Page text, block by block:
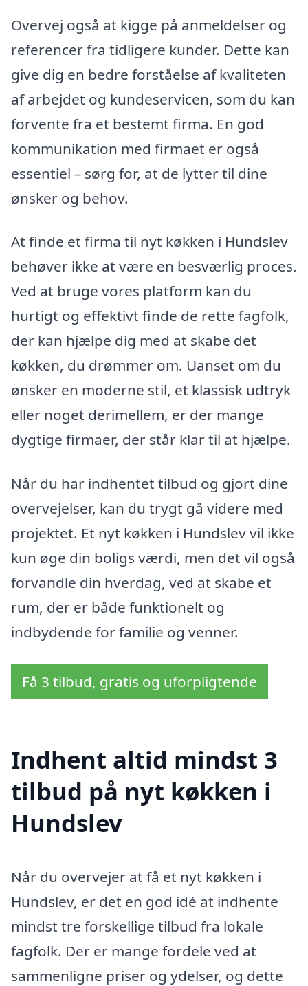
Overvej også at kigge på anmeldelser og
referencer fra tidligere kunder. Dette kan
give dig en bedre forståelse af kvaliteten
af arbejdet og kundeservicen, som du kan
forvente fra et bestemt firma. En god
kommunikation med firmaet er også
essentiel – sørg for, at de lytter til dine
ønsker og behov.
At finde et firma til nyt køkken i Hundslev
behøver ikke at være en besværlig proces.
Ved at bruge vores platform kan du
hurtigt og effektivt finde de rette fagfolk,
der kan hjælpe dig med at skabe det
køkken, du drømmer om. Uanset om du
ønsker en moderne stil, et klassisk udtryk
eller noget derimellem, er der mange
dygtige firmaer, der står klar til at hjælpe.
Når du har indhentet tilbud og gjort dine
overvejelser, kan du trygt gå videre med
projektet. Et nyt køkken i Hundslev vil ikke
kun øge din boligs værdi, men det vil også
forvandle din hverdag, ved at skabe et
rum, der er både funktionelt og
indbydende for familie og venner.
Få 3 tilbud, gratis og uforpligtende
Indhent altid mindst 3
tilbud på nyt køkken i
Hundslev
Når du overvejer at få et nyt køkken i
Hundslev, er det en god idé at indhente
mindst tre forskellige tilbud fra lokale
fagfolk. Der er mange fordele ved at
sammenligne priser og ydelser, og dette